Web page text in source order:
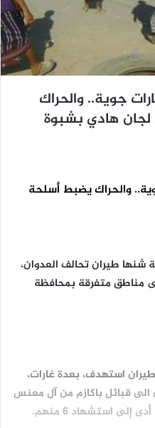
غارات جوية.. والحراك
هادي بشبوة
جوية.. والحراك يضبط أسلحة
جوية شنها طيران تحالف العدوان،
9 سبتمبر / أيلول 2015، على مناطق متفرقة بمحافظة
استهدف، بعدة غارات،
قبائل باكازم من آل معنس
استشهاد 6 منهم.